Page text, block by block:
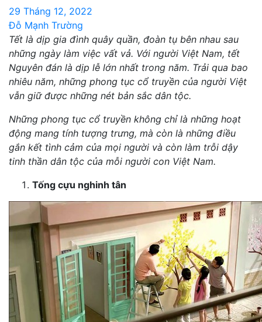
29 Tháng 12, 2022
Đỗ Mạnh Trường
Tết là dịp gia đình quây quần, đoàn tụ bên nhau sau
những ngày làm việc vất vả. Với người Việt Nam, tết
Nguyên đán là dịp lễ lớn nhất trong năm. Trải qua bao
nhiêu năm, những phong tục cổ truyền của người Việt
vẫn giữ được những nét bản sắc dân tộc.
Những phong tục cổ truyền không chỉ là những hoạt
động mang tính tượng trưng, mà còn là những điều
gắn kết tình cảm của mọi người và còn làm trỗi dậy
tinh thần dân tộc của mỗi người con Việt Nam.
Tống cựu nghinh tân